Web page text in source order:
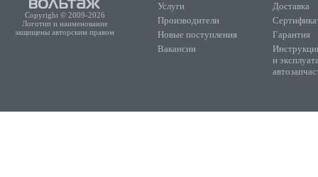
Copyright © 2009-2026
Логотип и наименование
защищены авторским правом
Услуги
Производители
Новые поступления
Вакансии
Доставка
Гарантия
и